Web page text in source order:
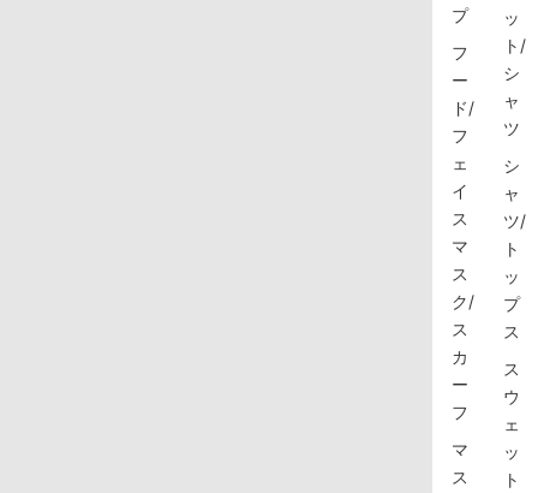
プ
フ
ー
ド/
フ
ェ
イ
ス
マ
ス
ク/
ス
カ
ー
フ
マ
ス
ッ
ト/
シ
ャ
ツ
シ
ャ
ツ/
ト
ッ
プ
ス
ス
ウ
ェ
ッ
ト